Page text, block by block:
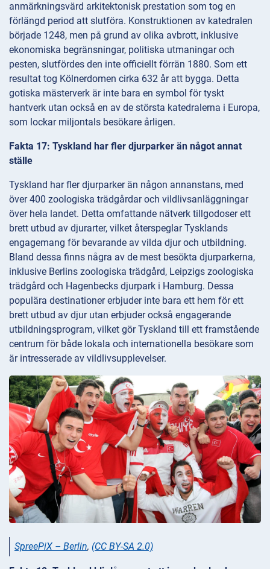
anmärkningsvärd arkitektonisk prestation som tog en
förlängd period att slutföra. Konstruktionen av katedralen
började 1248, men på grund av olika avbrott, inklusive
ekonomiska begränsningar, politiska utmaningar och
pesten, slutfördes den inte officiellt förrän 1880. Som ett
resultat tog Kölnerdomen cirka 632 år att bygga. Detta
gotiska mästerverk är inte bara en symbol för tyskt
hantverk utan också en av de största katedralerna i Europa,
som lockar miljontals besökare årligen.
Fakta 17: Tyskland har fler djurparker än något annat
ställe
Tyskland har fler djurparker än någon annanstans, med
över 400 zoologiska trädgårdar och vildlivsanläggningar
över hela landet. Detta omfattande nätverk tillgodoser ett
brett utbud av djurarter, vilket återspeglar Tysklands
engagemang för bevarande av vilda djur och utbildning.
Bland dessa finns några av de mest besökta djurparkerna,
inklusive Berlins zoologiska trädgård, Leipzigs zoologiska
trädgård och Hagenbecks djurpark i Hamburg. Dessa
populära destinationer erbjuder inte bara ett hem för ett
brett utbud av djur utan erbjuder också engagerande
utbildningsprogram, vilket gör Tyskland till ett framstående
centrum för både lokala och internationella besökare som
är intresserade av vildlivsupplevelser.
SpreePiX – Berlin, (CC BY-SA 2.0)